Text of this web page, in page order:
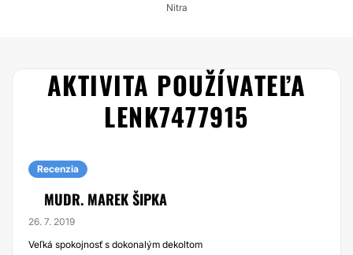
Nitra
AKTIVITA POUŽÍVATEĽA
LENK7477915
Recenzia
MUDR. MAREK ŠIPKA
26. 7. 2019
Veľká spokojnosť s dokonalým dekoltom